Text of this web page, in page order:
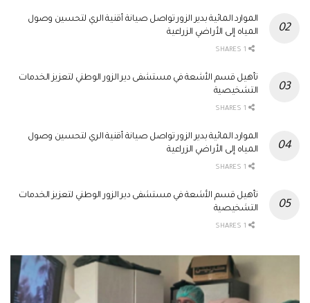
الموارد المائية بدير الزور تواصل صيانة أقنية الري لتحسين وصول
المياه إلى الأراضي الزراعية
تأهيل قسم الأشعة في مستشفى دير الزور الوطني لتعزيز الخدمات
التشخيصية
الموارد المائية بدير الزور تواصل صيانة أقنية الري لتحسين وصول
المياه إلى الأراضي الزراعية
تأهيل قسم الأشعة في مستشفى دير الزور الوطني لتعزيز الخدمات
التشخيصية